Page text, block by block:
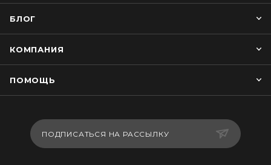
БЛОГ
КОМПАНИЯ
ПОМОЩЬ
ПОДПИСАТЬСЯ НА РАССЫЛКУ